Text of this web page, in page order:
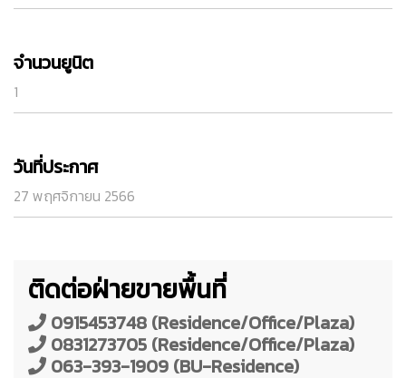
จำนวนยูนิต
1
วันที่ประกาศ
27 พฤศจิกายน 2566
ติดต่อฝ่ายขายพื้นที่
0915453748 (Residence/Office/Plaza)
0831273705 (Residence/Office/Plaza)
063-393-1909 (BU-Residence)